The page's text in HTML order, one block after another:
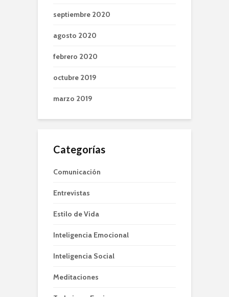
septiembre 2020
agosto 2020
febrero 2020
octubre 2019
marzo 2019
Categorías
Comunicación
Entrevistas
Estilo de Vida
Inteligencia Emocional
Inteligencia Social
Meditaciones